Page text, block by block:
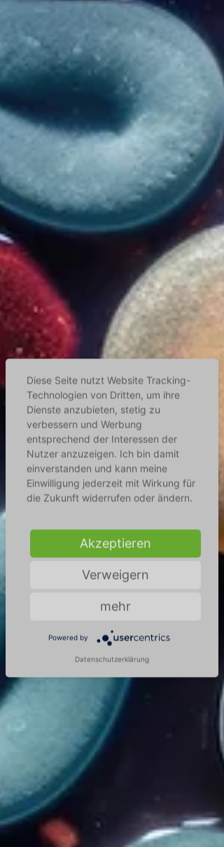
Diese Seite nutzt Website Tracking-
Technologien von Dritten, um ihre
Dienste anzubieten, stetig zu
verbessern und Werbung
entsprechend der Interessen der
Nutzer anzuzeigen. Ich bin damit
einverstanden und kann meine
Einwilligung jederzeit mit Wirkung für
die Zukunft widerrufen oder ändern.
Akzeptieren
Verweigern
mehr
Powered by
Datenschutzerklärung